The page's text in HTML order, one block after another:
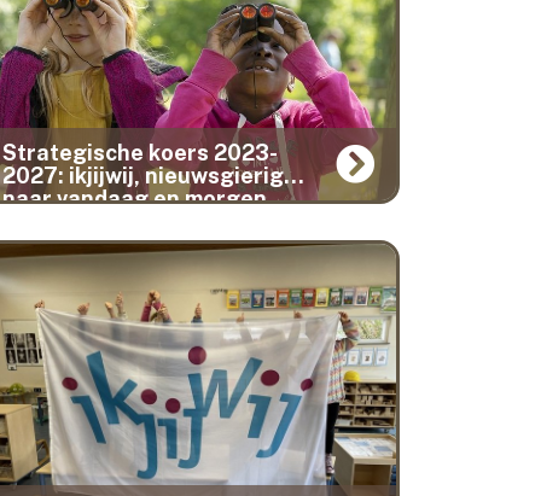
Strategische koers 2023-
2027: ikjijwij, nieuwsgierig
naar vandaag en morgen